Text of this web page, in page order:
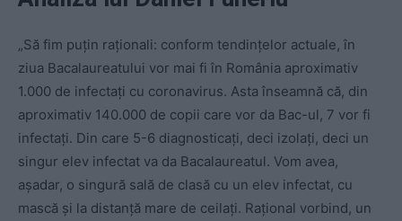
„Să fim puțin raționali: conform tendințelor actuale, în
ziua Bacalaureatului vor mai fi în România aproximativ
1.000 de infectați cu coronavirus. Asta înseamnă că, din
aproximativ 140.000 de copii care vor da Bac-ul, 7 vor fi
infectați. Din care 5-6 diagnosticați, deci izolați, deci un
singur elev infectat va da Bacalaureatul. Vom avea,
așadar, o singură sală de clasă cu un elev infectat, cu
mască și la distanță mare de ceilați. Rațional vorbind, un